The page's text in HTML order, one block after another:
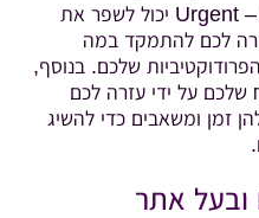
השימוש ב- Urgent – Important Matrix יכול לשפר את
לכם להתמקד במה
שלכם. בנוסף,
שלכם על ידי עזרה לכם
זמן ומשאבים כדי להשיג
ובעל אתר